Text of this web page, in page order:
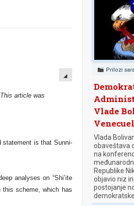
EMPTY
article was
statement is that Sunni-
analyses on “Shi’ite
this scheme, which has
Prilozi
Vlade
Vlada
obaveštava
na
Republike
objavio niz
postojanje